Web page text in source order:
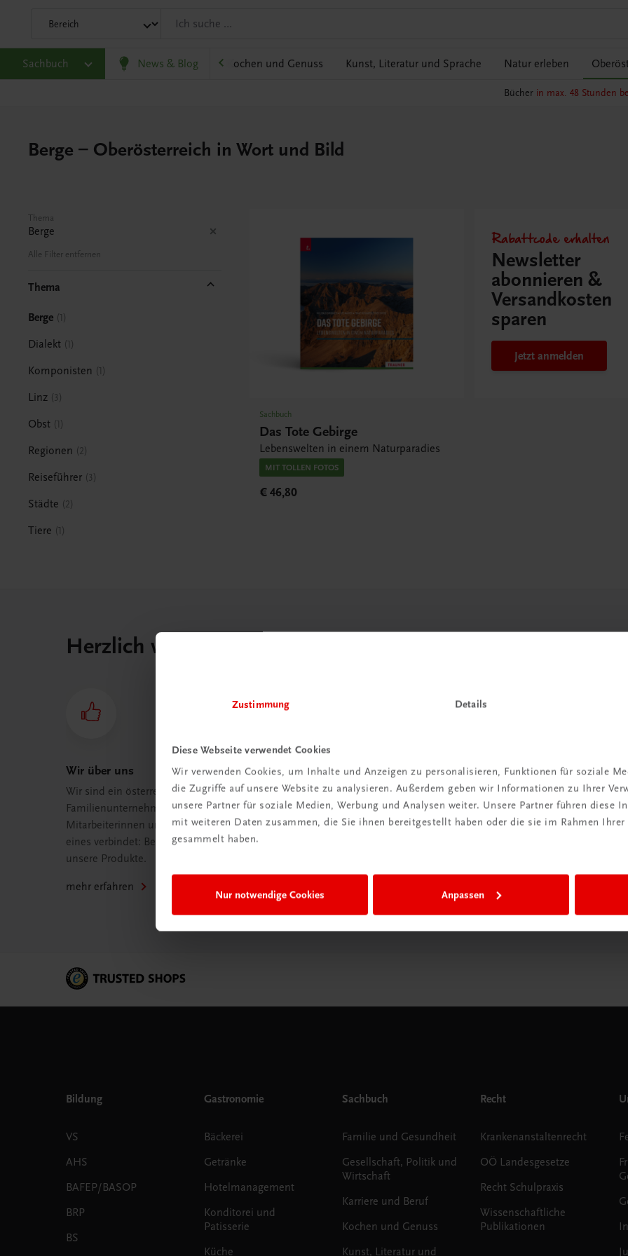
Zustimmung Details
Diese Webseite verwendet Cookies
Wir verwenden Cookies, um Inhalte und Anzeigen zu personalisieren, Funktionen für soziale
die Zugriffe auf unsere Website zu analysieren. Außerdem geben wir Informationen zu Ihrer
unsere Partner für soziale Medien, Werbung und Analysen weiter. Unsere Partner führen diese
mit weiteren Daten zusammen, die Sie ihnen bereitgestellt haben oder die sie im Rahmen
gesammelt haben.
Nur notwendige Cookies Anpassen
Sachbuch News & Blog
und Wirtschaft Karriere und Beruf Kochen und Genuss Kunst, Literatur und Sprache Natur erleben
Bücher in max. 48 Stunden
Berge – Oberösterreich in Wort und Bild
Thema
Berge
Alle Filter entfernen
Thema
Berge 1
Dialekt 1
Komponisten 1
Linz 3
Obst 1
Regionen 2
Reiseführer 3
Städte 2
Tiere 1
Sachbuch
Das Tote Gebirge
Lebenswelten in einem Naturparadies
MIT TOLLEN FOTOS
€ 46,80
Rabattcode erhalten
Newsletter
abonnieren &
Versandkosten
sparen
Jetzt anmelden
Herzlich willkommen bei TRAUNER!
Wir über uns
Wir sind ein österreichisches
Familienunternehmen mit 75
Mitarbeiterinnen und Mitarbeitern, die
eines verbindet: Begeisterung für
unsere Produkte.
mehr erfahren
Wir sind gerne für Sie da
TRAUNER Verlag + Buchservice GmbH
Köglstraße 14 | 4020 Linz
Österreich/Austria
WhatsApp:+43 664 88 58 69 41
Bildung
VS
AHS
BAFEP/BASOP
BRP
BS
Gastronomie
Bäckerei
Getränke
Hotelmanagement
Konditorei und
Patisserie
Küche
Sachbuch
Familie und Gesundheit
Gesellschaft, Politik und
Wirtschaft
Karriere und Beruf
Kochen und Genuss
Kunst, Literatur und
Recht
Krankenanstaltenrecht
OÖ Landesgesetze
Recht Schulpraxis
Wissenschaftliche
Publikationen